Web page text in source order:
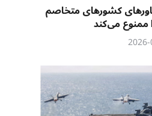
کشورهای متخاصم
ممنوع می‌کند